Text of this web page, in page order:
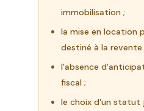
immobilisation ;
la mise en location
destiné à la revente
l'absence
fiscal ;
le choix d'un statut